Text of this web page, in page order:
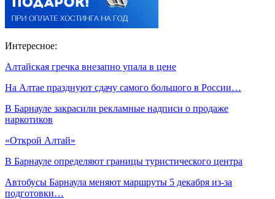
Интересное:
Алтайская гречка внезапно упала в цене
На Алтае празднуют сдачу самого большого в России…
В Барнауле закрасили рекламные надписи о продаже
наркотиков
«Открой Алтай»
В Барнауле определяют границы туристического центра
Автобусы Барнаула меняют маршруты 5 декабря из-за
подготовки…